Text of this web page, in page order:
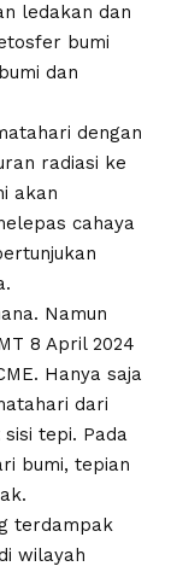
ledakan dan
bumi
dan
dengan
radiasi ke
akan
cahaya
Namun
8 April 2024
. Hanya saja
dari
tepi. Pada
bumi, tepian
terdampak
wilayah